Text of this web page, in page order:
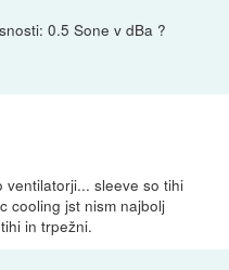
0.5 Sone v dBa ?
ventilatorji... sleeve so tihi
cooling jst nism najbolj
in trpežni.